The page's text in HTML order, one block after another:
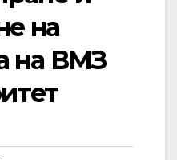
на
на ВМЗ